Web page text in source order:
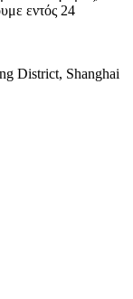
εντός 24
District, Shanghai